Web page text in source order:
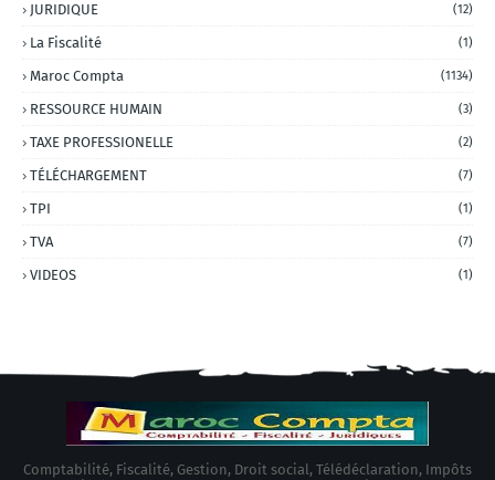
JURIDIQUE (12)
La Fiscalité (1)
Maroc Compta (1134)
RESSOURCE HUMAIN (3)
TAXE PROFESSIONELLE (2)
TÉLÉCHARGEMENT (7)
TPI (1)
TVA (7)
VIDEOS (1)
Comptabilité, Fiscalité, Gestion, Droit social, Télédéclaration, Impôts